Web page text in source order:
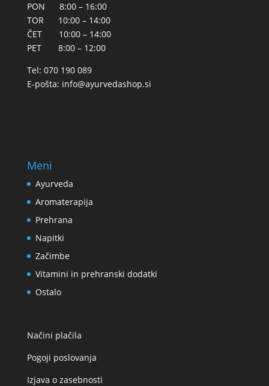
PON 8:00 – 16:00
TOR 10:00 – 14:00
ČET 10:00 – 14:00
PET 8:00 – 12:00
Tel: 070 190 089
E-pošta: info@ayurvedashop.si
Meni
Ayurveda
Aromaterapija
Prehrana
Napitki
Začimbe
Vitamini in prehranski dodatki
Ostalo
Načini plačila
Pogoji poslovanja
Izjava o zasebnosti